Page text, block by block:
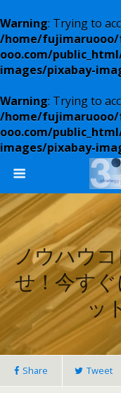
Warning: Trying to
/home/
ooo.com/
images/pixabay-
Warning: Trying to
/home/
ooo.com/
images/pixabay-
ノウハウ
せ！今す
ッ
Share Tweet